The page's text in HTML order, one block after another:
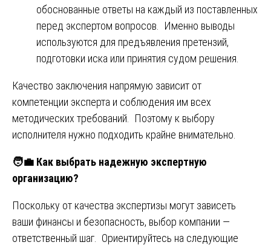
обоснованные ответы на каждый из поставленных
перед экспертом вопросов. Именно выводы
используются для предъявления претензий,
подготовки иска или принятия судом решения.
Качество заключения напрямую зависит от
компетенции эксперта и соблюдения им всех
методических требований. Поэтому к выбору
исполнителя нужно подходить крайне внимательно.
🧑💼 Как выбрать надежную экспертную
организацию?
Поскольку от качества экспертизы могут зависеть
ваши финансы и безопасность, выбор компании —
ответственный шаг. Ориентируйтесь на следующие